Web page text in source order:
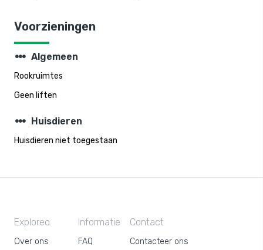
Voorzieningen
steppers Algemeen
Rookruimtes
Geen liften
steppers Huisdieren
Huisdieren niet toegestaan
Exploreo
Over ons
Informatie
FAQ
Contact
Contacteer ons